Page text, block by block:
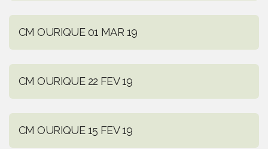
CM OURIQUE 01 MAR 19
CM OURIQUE 22 FEV 19
CM OURIQUE 15 FEV 19